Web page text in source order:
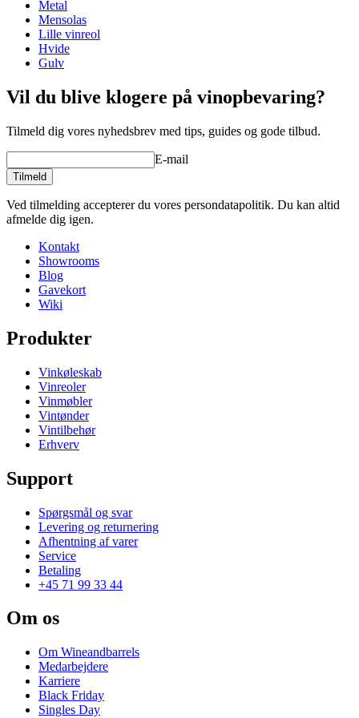
Se eksempler på indretning med WINEREX vinreoler her.
Lav din egen opstilling med disse moduler i vores online værktøj til
indretning af vinkælder (åbner nyt vindue og kræver flash
installeret)
Vægt (kg)
Metal
Mensolas
Lille vinreol
Hvide
Gulv
Vil du blive klogere på vinopbevaring?
Tilmeld dig vores nyhedsbrev med tips, guides og gode tilbud.
E-mail
Tilmeld
Ved tilmelding accepterer du vores persondatapolitik. Du kan altid
afmelde dig igen.
Kontakt
Showrooms
Blog
Gavekort
Wiki
Produkter
Vinkøleskab
Vinreoler
Vinmøbler
Vintønder
Vintilbehør
Erhverv
Support
Spørgsmål og svar
Levering og returnering
Afhentning af varer
Service
Betaling
+45 71 99 33 44
Om os
Om Wineandbarrels
Medarbejdere
Karriere
Black Friday
Singles Day